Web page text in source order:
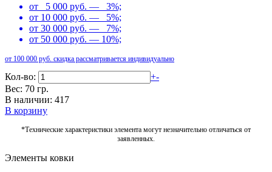
от 5 000 руб. — 3%;
от 10 000 руб. — 5%;
от 30 000 руб. — 7%;
от 50 000 руб. — 10%;
от 100 000 руб. скидка рассматривается индивидуально
Кол-во: +-
Вес: 70 гр.
В наличии: 417
В корзину
*Технические характеристики элемента могут незначительно отличаться от
заявленных.
Элементы ковки